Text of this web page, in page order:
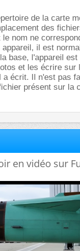
de la carte
des
le nom ne
appareil, il est
base, l'appareil
et les écrire sur
a écrit. Il n'est pas
présent sur la
en vidéo sur